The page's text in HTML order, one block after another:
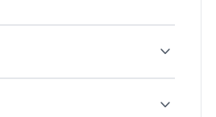
expand_more
expand_more